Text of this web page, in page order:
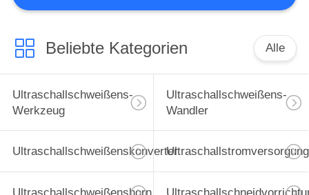
15
Beliebte Kategorien Alle
Ultraschallschweißens-
Werkzeug
Ultraschallschweißens-
Wandler
UltraschallschweißenskonverterUltraschallstromversorgung